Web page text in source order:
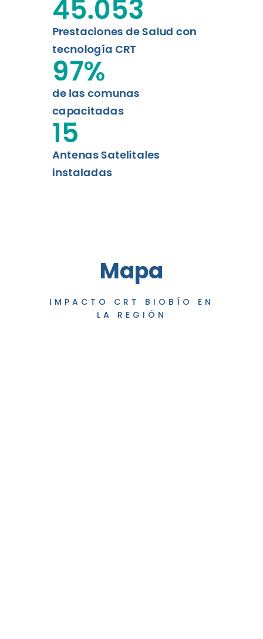
Prestaciones de Salud con
tecnología CRT
45.053
de las comunas
capacitadas
97%
Antenas Satelitales
instaladas
15
Mapa
IMPACTO CRT BIOBÍO EN
LA REGIÓN